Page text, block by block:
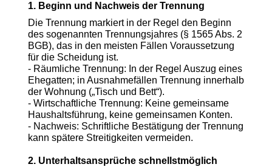
1. Beginn und Nachweis der Trennung
Die Trennung markiert in der Regel den Beginn
des sogenannten Trennungsjahres (§ 1565 Abs. 2
BGB), das in den meisten Fällen Voraussetzung
für die Scheidung ist.
- Räumliche Trennung: In der Regel Auszug eines
Ehegatten; in Ausnahmefällen Trennung innerhalb
der Wohnung („Tisch und Bett“).
- Wirtschaftliche Trennung: Keine gemeinsame
Haushaltsführung, keine gemeinsamen Konten.
- Nachweis: Schriftliche Bestätigung der Trennung
kann spätere Streitigkeiten vermeiden.
2. Unterhaltsansprüche schnellstmöglich